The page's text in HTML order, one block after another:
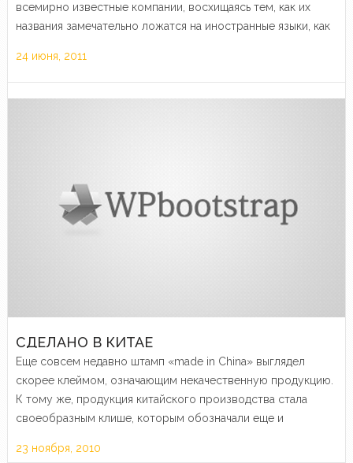
всемирно известные компании, восхищаясь тем, как их
названия замечательно ложатся на иностранные языки, как
24 июня, 2011
СДЕЛАНО В КИТАЕ
Еще совсем недавно штамп «made in China» выглядел
скорее клеймом, означающим некачественную продукцию.
К тому же, продукция китайского производства стала
своеобразным клише, которым обозначали еще и
автомат китайский бронежилет?» отлично характеризует
23 ноября, 2010